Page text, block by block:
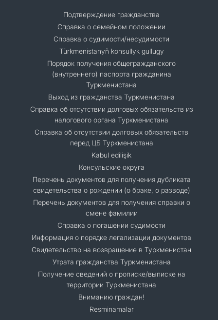
Подтверждение гражданства
Справка о семейном положении
Справка о судимости/несудимости
Türkmenistanyň konsullyk gullugy
Порядок получения общегражданского
(внутреннего) паспорта гражданина
Туркменистана
Выход из гражданства Туркменистана
Справка об отсутствии долговых обязательств из
налогового органа Туркменистана
Справка об отсутствии долговых обязательств
перед ЦБ Туркменистана
Kabul edilişik
Консульские округа
Перечень документов для получения дубликата
свидетельства о рождении (о браке, о разводе)
Перечень документов для получения справки о
смене фамилии
Справка о погашении судимости
Информация о порядке легализации документов
Cвидетельство на возвращение в Туркменистан
Утрата гражданства Туркменистана
Получение сведений о прописке/выписке на
территории Туркменистана
Вниманию граждан!
Resminamalar